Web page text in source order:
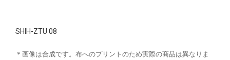
SHIH-ZTU 08
＊画像は合成です。布へのプリントのため実際の商品は異なりま